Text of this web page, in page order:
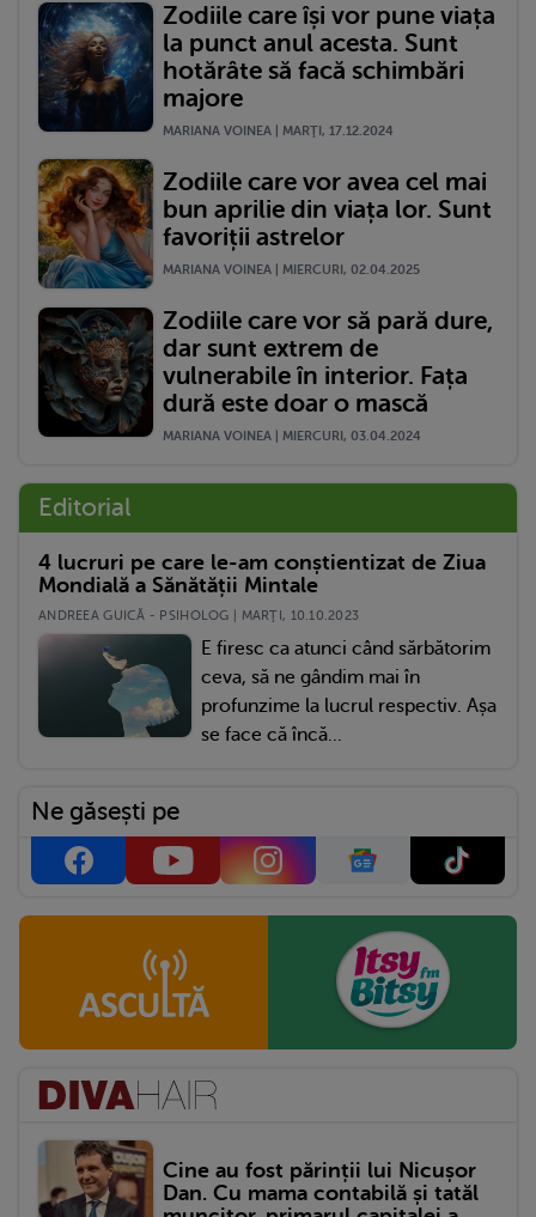
Zodiile care își vor pune viața
la punct anul acesta. Sunt
hotărâte să facă schimbări
majore
MARIANA VOINEA | MARŢI, 17.12.2024
Zodiile care vor avea cel mai
bun aprilie din viața lor. Sunt
favoriții astrelor
MARIANA VOINEA | MIERCURI, 02.04.2025
Zodiile care vor să pară dure,
dar sunt extrem de
vulnerabile în interior. Fața
dură este doar o mască
MARIANA VOINEA | MIERCURI, 03.04.2024
Editorial
4 lucruri pe care le-am conștientizat de Ziua
Mondială a Sănătății Mintale
ANDREEA GUICĂ - PSIHOLOG | MARŢI, 10.10.2023
E firesc ca atunci când sărbătorim
ceva, să ne gândim mai în
profunzime la lucrul respectiv. Așa
se face că încă...
Ne găsești pe
Cine au fost părinții lui Nicușor
Dan. Cu mama contabilă și tatăl